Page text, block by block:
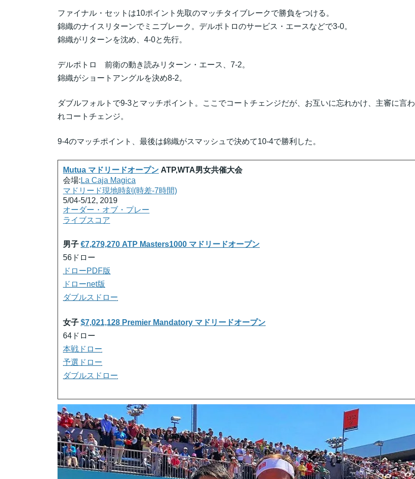
ファイナル・セットは10ポイント先取のマッチタイブレークで勝負をつける。
錦織のナイスリターンでミニブレーク。デルポトロのサービス・エースなどで3-0。
錦織がリターンを沈め、4-0と先行。
デルポトロ 前衛の動き読みリターン・エース、7-2。
錦織がショートアングルを決め8-2。
ダブルフォルトで9-3とマッチポイント。ここでコートチェンジだが、お互いに忘れかけ、主審に言わ
れコートチェンジ。
9-4のマッチポイント、最後は錦織がスマッシュで決めて10-4で勝利した。
Mutua マドリードオープン ATP,WTA男女共催大会
会場: La Caja Magica
マドリード現地時刻(時差-7時間)
5/04-5/12, 2019
オーダー・オブ・プレー
ライブスコア
男子 €7,279,270 ATP Masters1000 マドリードオープン
56ドロー
ドローPDF版
ドローnet版
ダブルスドロー
女子 $7,021,128 Premier Mandatory マドリードオープン
64ドロー
本戦ドロー
予選ドロー
ダブルスドロー